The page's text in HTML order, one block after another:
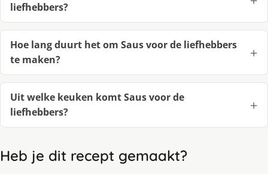
liefhebbers?
Hoe lang duurt het om Saus voor de liefhebbers
te maken?
Uit welke keuken komt Saus voor de
liefhebbers?
Heb je dit recept gemaakt?